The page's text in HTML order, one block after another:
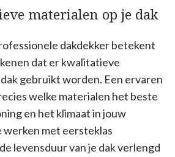
materialen op je dak
dakdekker betekent
dat er kwalitatieve
gebruikt worden. Een ervaren
welke materialen het beste
en het klimaat in jouw
werken met eersteklas
levensduur van je dak verlengd